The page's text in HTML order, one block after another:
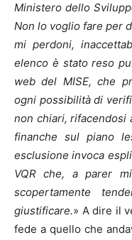
Ministero dello
Non lo voglio fare per
mi perdoni,
elenco è stato reso
web del MISE, che
ogni possibilità di
non chiari, rifacendosi
finanche sul piano
esclusione invoca
VQR che, a parer
scopertamente
giustificare.» A dire il
fede a quello che